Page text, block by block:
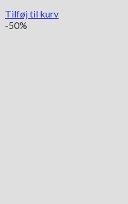
Tilføj til kurv
-50%